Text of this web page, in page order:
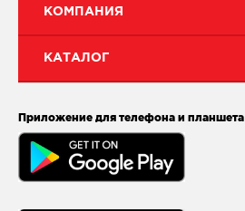
КОМПАНИЯ
КАТАЛОГ
Приложение для телефона и планшета